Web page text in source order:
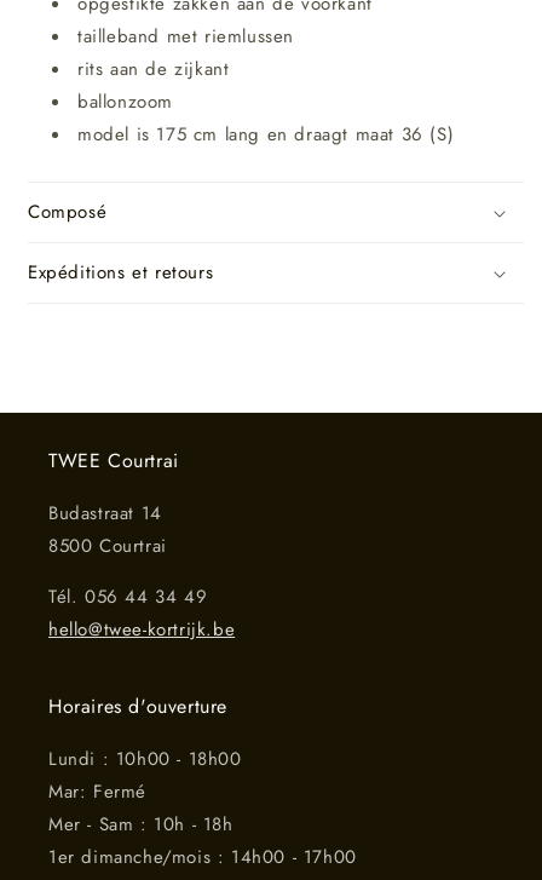
tailleband met riemlussen
rits aan de zijkant
ballonzoom
model is 175 cm lang en draagt maat 36 (S)
Composé
Expéditions et retours
TWEE Courtrai
Budastraat 14
8500 Courtrai
Tél. 056 44 34 49
hello@twee-kortrijk.be
Horaires d'ouverture
Lundi : 10h00 - 18h00
Mar: Fermé
Mer - Sam : 10h - 18h
1er dimanche/mois : 14h00 - 17h00